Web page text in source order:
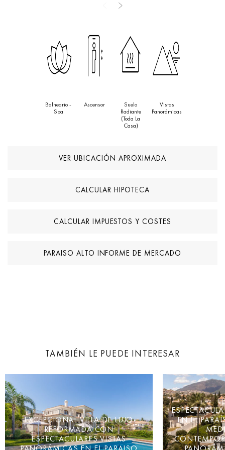
materiales de alta calidad, la propiedad está preparada para
ocio, convirtiéndola en una residencia elegante y funcional en uno
de los enclaves más deseados de Benahavís.
Balneario -
Spa
Ascensor
Suelo
Radiante
(toda La
Casa)
Vistas
Panorámicas
VER UBICACIÓN APROXIMADA
CALCULAR HIPOTECA
CALCULAR IMPUESTOS Y COSTES
PARAISO ALTO INFORME DE MERCADO
TAMBIÉN LE PUEDE INTERESAR
EXCEPCIONAL VILLA DE LUJO
REFORMADA CON
ESPECTACULARES VISTAS
EN EL